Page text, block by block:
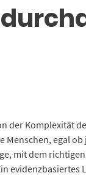
der Komplexität
Menschen, egal
mit dem